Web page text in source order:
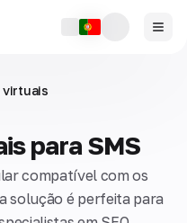
virtuais
para SMS
compatível com os
solução é perfeita para